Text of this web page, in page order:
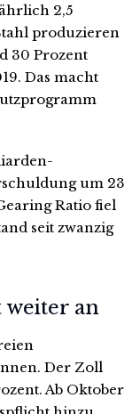
2,5
produzieren
30 Prozent
Das macht
um 23
Ratio fiel
seit zwanzig
weiter an
Der Zoll
Ab Oktober